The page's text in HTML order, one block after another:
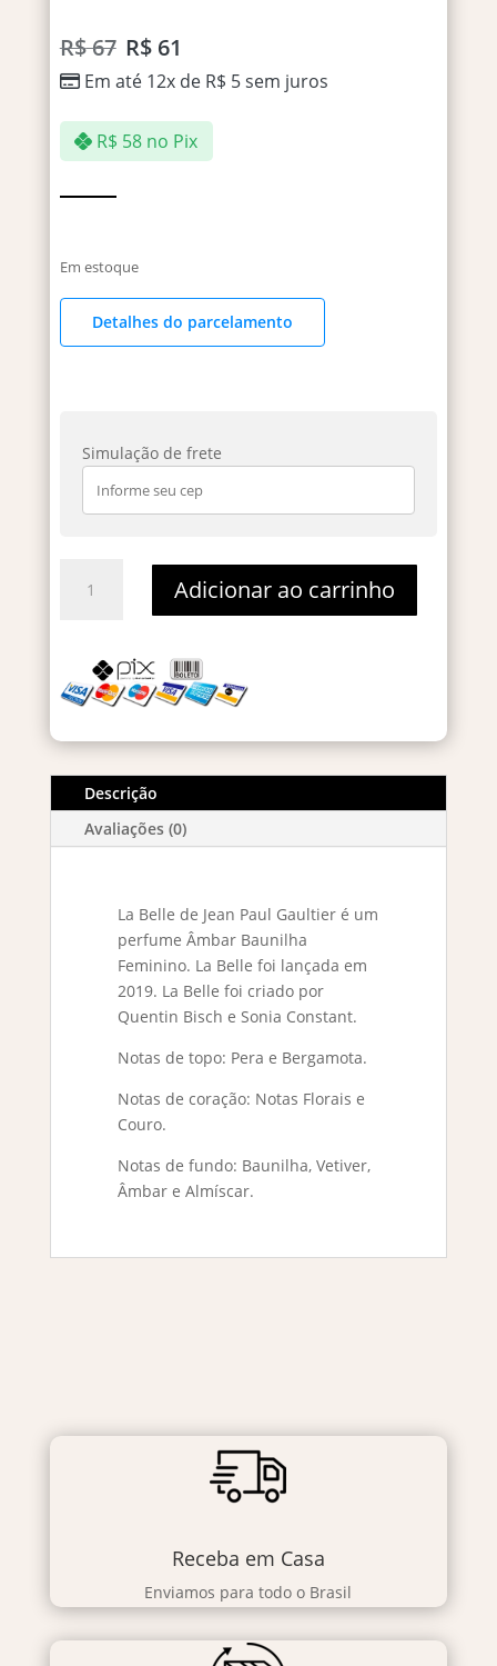
R$67 R$61
Em até 12x de R$ 5sem juros
R$ 58 no Pix
Em estoque
Detalhes do parcelamento
Simulação de frete
Parfum
Decant
5ml
quantidade
Adicionar ao carrinho
Descrição
Avaliações (0)
La Belle de Jean Paul Gaultier é um
perfume Âmbar Baunilha
Feminino. La Belle foi lançada em
2019. La Belle foi criado por
Quentin Bisch e Sonia Constant.
Notas de topo: Pera e Bergamota.
Notas de coração: Notas Florais e
Couro.
Notas de fundo: Baunilha, Vetiver,
Âmbar e Almíscar.
Receba em Casa
Enviamos para todo o Brasil